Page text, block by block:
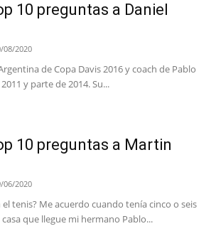
10 preguntas a Daniel
08/2020
de Copa Davis 2016 y coach de Pablo
y parte de 2014. Su...
10 preguntas a Martin
06/2020
tenis? Me acuerdo cuando tenía cinco o seis
que llegue mi hermano Pablo...